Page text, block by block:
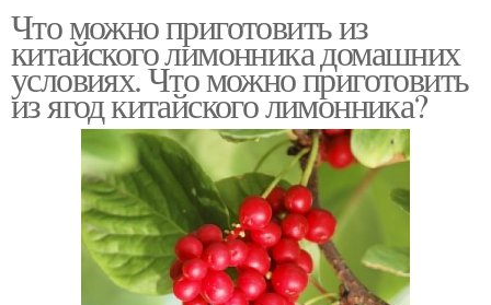
Что можно приготовить из
китайского лимонника домашних
условиях. Что можно приготовить
из ягод китайского лимонника?